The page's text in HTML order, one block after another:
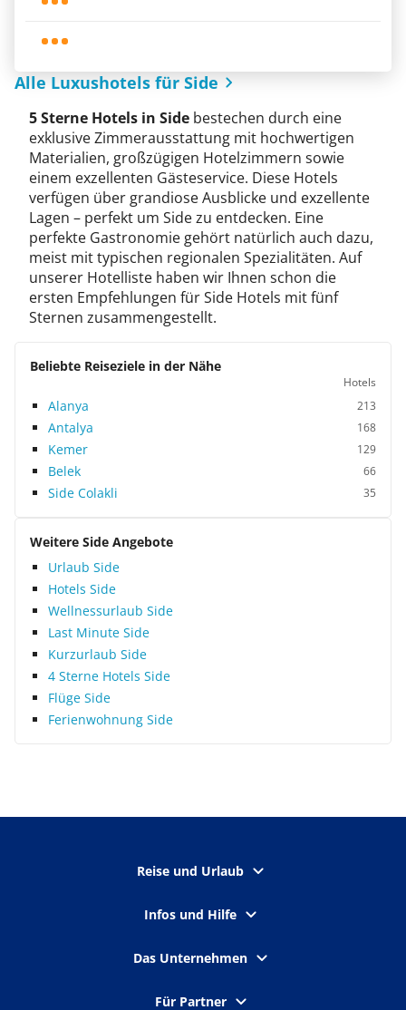
Alle Luxushotels für Side
5 Sterne Hotels in Side bestechen durch eine
exklusive Zimmerausstattung mit hochwertigen
Materialien, großzügigen Hotelzimmern sowie
einem exzellenten Gästeservice. Diese Hotels
verfügen über grandiose Ausblicke und exzellente
Lagen – perfekt um Side zu entdecken. Eine
perfekte Gastronomie gehört natürlich auch dazu,
meist mit typischen regionalen Spezialitäten. Auf
unserer Hotelliste haben wir Ihnen schon die
ersten Empfehlungen für Side Hotels mit fünf
Sternen zusammengestellt.
Beliebte Reiseziele in der Nähe
Hotels
Alanya 213
Antalya 168
Kemer 129
Belek 66
Side Colakli 35
Weitere Side Angebote
Urlaub Side
Hotels Side
Wellnessurlaub Side
Last Minute Side
Kurzurlaub Side
4 Sterne Hotels Side
Flüge Side
Ferienwohnung Side
Reise und Urlaub
Infos und Hilfe
Das Unternehmen
Für Partner